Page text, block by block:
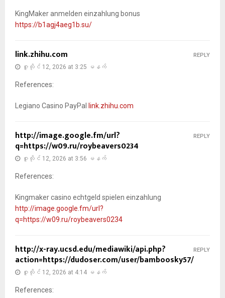
KingMaker anmelden einzahlung bonus
https://b1agj4aeg1b.su/
link.zhihu.com
ဇူလိုင် 12, 2026 at 3:25 မနက်
References:
Legiano Casino PayPal link.zhihu.com
REPLY
http://image.google.fm/url?
q=https://w09.ru/roybeavers0234
ဇူလိုင် 12, 2026 at 3:56 မနက်
References:
Kingmaker casino echtgeld spielen einzahlung
http://image.google.fm/url?
q=https://w09.ru/roybeavers0234
REPLY
http://x-ray.ucsd.edu/mediawiki/api.php?
action=https://dudoser.com/user/bamboosky57/
ဇူလိုင် 12, 2026 at 4:14 မနက်
References:
REPLY